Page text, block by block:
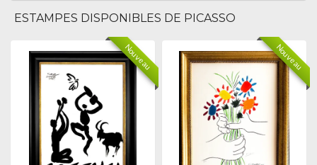
ESTAMPES DISPONIBLES DE PICASSO
Nouveau Nouveau